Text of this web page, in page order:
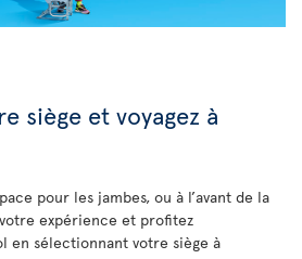
siège et voyagez à
pour les jambes, ou à l’avant de la
expérience et profitez
en sélectionnant votre siège à